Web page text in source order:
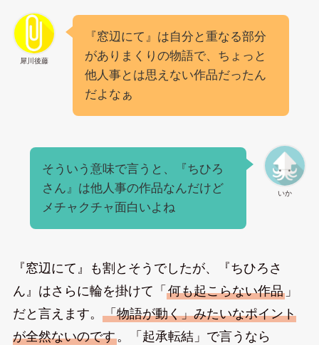
犀川後藤
『窓辺にて』は自分と重なる部分
がありまくりの物語で、ちょっと
他人事とは思えない作品だったん
だよなぁ
いか
そういう意味で言うと、『ちひろ
さん』は他人事の作品なんだけど
メチャクチャ面白いよね
『窓辺にて』も割とそうでしたが、『ちひろさ
ん』はさらに輪を掛けて「 何も起こらない作品」
だと言えます。 「物語が動く」みたいなポイント
が全然ないのです。「起承転結」で言うなら